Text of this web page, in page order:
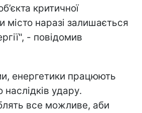
критичної
місто наразі залишається
- повідомив
енергетики працюють
наслідків удару.
все можливе, аби